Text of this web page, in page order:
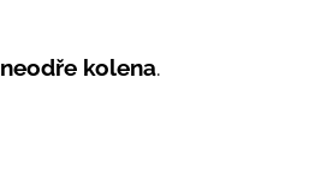
neodře kolena.